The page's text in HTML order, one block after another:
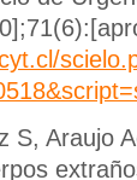
S, Araujo